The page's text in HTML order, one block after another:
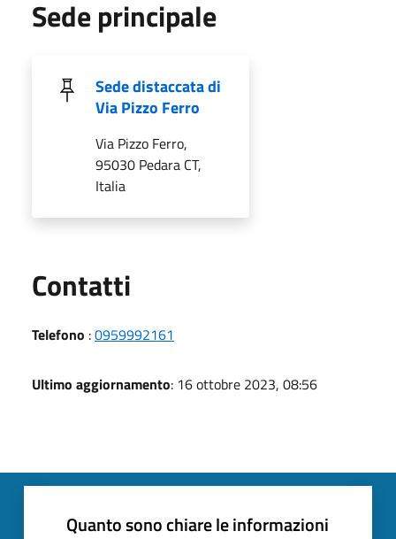
Sede principale
Sede distaccata di
Via Pizzo Ferro
Via Pizzo Ferro,
95030 Pedara CT,
Italia
Contatti
Telefono :0959992161
Ultimo aggiornamento: 16 ottobre 2023, 08:56
Quanto sono chiare le informazioni